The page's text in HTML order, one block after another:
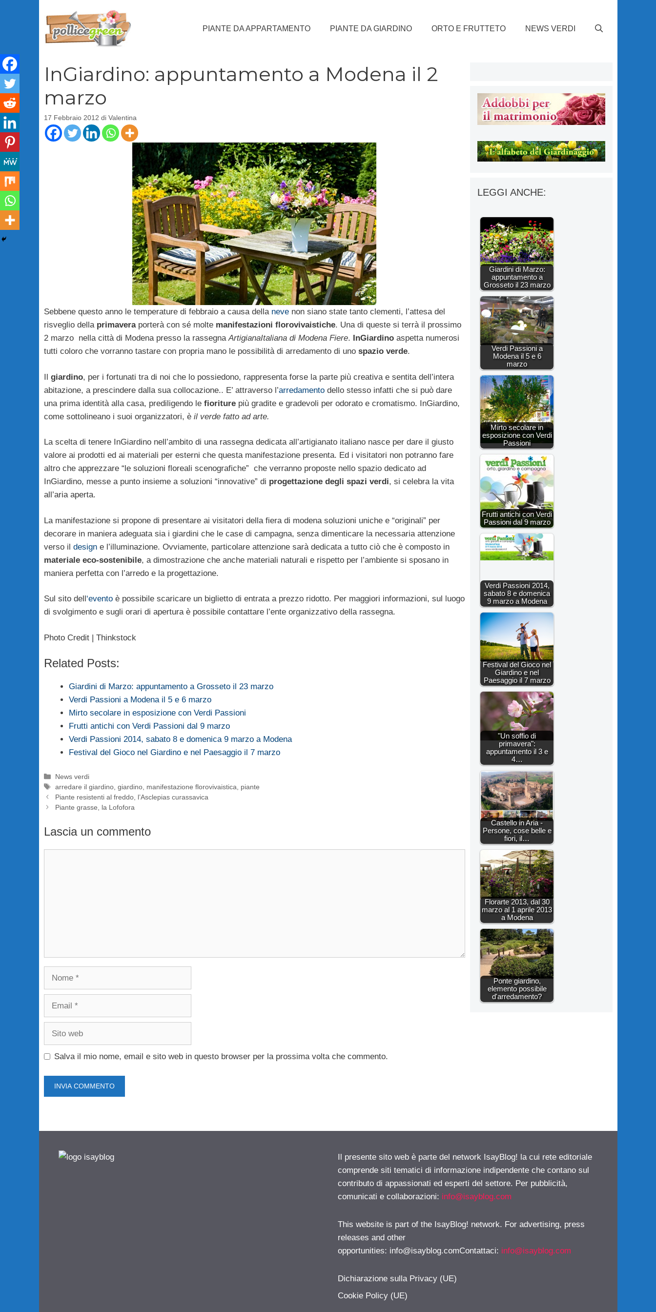
PIANTE DA APPARTAMENTO PIANTE DA GIARDINO ORTO E FRUTTETO NEWS VERDI
InGiardino: appuntamento a Modena il 2
marzo
17 Febbraio 2012 di Valentina
Sebbene questo anno le temperature di febbraio a causa della neve non siano state tanto clementi, l’attesa del
risveglio della primaveraporterà con sé molte manifestazioni florovivaistiche. Una di queste si terrà il prossimo
2 marzo nella città di Modena presso la rassegnaArtigianaItaliana di Modena Fiere. InGiardinoaspetta numerosi
tutti coloro che vorranno tastare con propria mano le possibilità di arredamento di uno spazio verde.
Il giardino, per i fortunati tra di noi che lo possiedono, rappresenta forse la parte più creativa e sentita dell’intera
abitazione, a prescindere dalla sua collocazione.. E’ attraverso l’arredamentodello stesso infatti che si può dare
una prima identità alla casa, prediligendo le fioriturepiù gradite e gradevoli per odorato e cromatismo. InGiardino,
come sottolineano i suoi organizzatori, è il verde fatto ad arte.
La scelta di tenere InGiardino nell’ambito di una rassegna dedicata all’artigianato italiano nasce per dare il giusto
valore ai prodotti ed ai materiali per esterni che questa manifestazione presenta. Ed i visitatori non potranno fare
altro che apprezzare “le soluzioni floreali scenografiche” che verranno proposte nello spazio dedicato ad
InGiardino, messe a punto insieme a soluzioni “innovative” di progettazione degli spazi verdi, si celebra la vita
all’aria aperta.
La manifestazione si propone di presentare ai visitatori della fiera di modena soluzioni uniche e “originali” per
decorare in maniera adeguata sia i giardini che le case di campagna, senza dimenticare la necessaria attenzione
verso il designe l’illuminazione. Ovviamente, particolare attenzione sarà dedicata a tutto ciò che è composto in
materiale eco-sostenibile, a dimostrazione che anche materiali naturali e rispetto per l’ambiente si sposano in
maniera perfetta con l’arredo e la progettazione.
Sul sito dell ‘eventoè possibile scaricare un biglietto di entrata a prezzo ridotto. Per maggiori informazioni, sul luogo
di svolgimento e sugli orari di apertura è possibile contattare l’ente organizzativo della rassegna.
Photo Credit | Thinkstock
Related Posts:
Giardini di Marzo: appuntamento a Grosseto il 23 marzo
Verdi Passioni a Modena il 5 e 6 marzo
Mirto secolare in esposizione con Verdi Passioni
Frutti antichi con Verdi Passioni dal 9 marzo
Verdi Passioni 2014, sabato 8 e domenica 9 marzo a Modena
Festival del Gioco nel Giardino e nel Paesaggio il 7 marzo
Categorie
News verdi
Tag
arredare il giardino, giardino, manifestazione florovivaistica
piante
Piante resistenti al freddo, l’Asclepias curassavica
Piante grasse, la Lofofora
Lascia un commento
Nome
Email
Sito
Salva il mio nome, email e sito web in questo browser per la prossima volta che commento.
LEGGI ANCHE:
Giardini di Marzo:
appuntamento a
Grosseto il 23 marzo
Verdi Passioni a
Modena il 5 e 6
marzo
Mirto secolare in
esposizione con Verdi
Passioni
Frutti antichi con Verdi
Passioni dal 9 marzo
Verdi Passioni 2014,
sabato 8 e domenica
9 marzo a Modena
Festival del Gioco nel
Giardino e nel
Paesaggio il 7 marzo
"Un soffio di
primavera":
appuntamento il 3 e
4…
Castello in Aria -
Persone, cose belle e
fiori, il…
Florarte 2013, dal 30
marzo al 1 aprile 2013
a Modena
Ponte giardino,
elemento possibile
d'arredamento?
Il presente sito web è parte del network IsayBlog! la cui rete editoriale
comprende siti tematici di informazione indipendente che contano sul
contributo di appassionati ed esperti del settore. Per pubblicità,
comunicati e collaborazioni: info@isayblog.com
This website is part of the IsayBlog! network. For advertising, press
releases and other
opportunities: info@isayblog.comContattaci: info@isayblog.com
Dichiarazione sulla Privacy (UE)
Cookie Policy (UE)